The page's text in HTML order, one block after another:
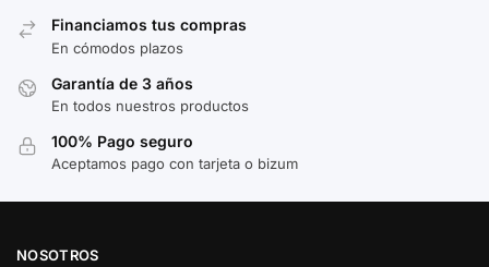
Financiamos tus compras
En cómodos plazos
Garantía de 3 años
En todos nuestros productos
100% Pago seguro
Aceptamos pago con tarjeta o bizum
NOSOTROS